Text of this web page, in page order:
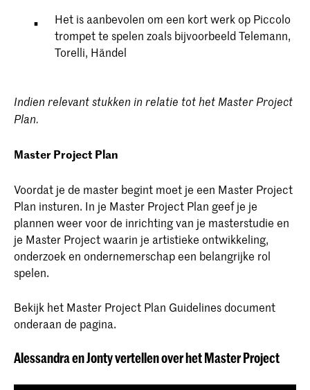
Het is aanbevolen om een kort werk op Piccolo
trompet te spelen zoals bijvoorbeeld Telemann,
Torelli, Händel
Indien relevant stukken in relatie tot het Master Project
Plan.
Master Project Plan
Voordat je de master begint moet je een Master Project
Plan insturen. In je Master Project Plan geef je je
plannen weer voor de inrichting van je masterstudie en
je Master Project waarin je artistieke ontwikkeling,
onderzoek en ondernemerschap een belangrijke rol
spelen.
Bekijk het Master Project Plan Guidelines document
onderaan de pagina.
Alessandra en Jonty vertellen over het Master Project